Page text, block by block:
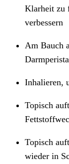
Klarheit zu
verbessern
Am Bauch
Inhalieren,
Topisch
Topisch
wieder in